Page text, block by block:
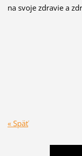
na svoje zdravie a
« Späť